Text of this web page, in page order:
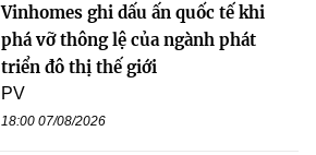
Vinhomes ghi dấu ấn quốc tế khi
phá vỡ thông lệ của ngành phát
triển đô thị thế giới
PV
18:00 07/08/2026